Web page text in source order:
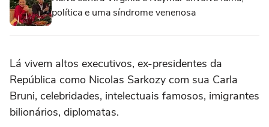
política e uma síndrome venenosa
Lá vivem altos executivos, ex-presidentes da
República como Nicolas Sarkozy com sua Carla
Bruni, celebridades, intelectuais famosos, imigrantes
bilionários, diplomatas.